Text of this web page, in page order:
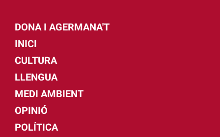
DONA I AGERMANA'T
INICI
CULTURA
LLENGUA
MEDI AMBIENT
OPINIÓ
POLÍTICA